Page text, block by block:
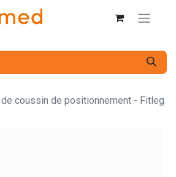
coussin de positionnement - Fitleg